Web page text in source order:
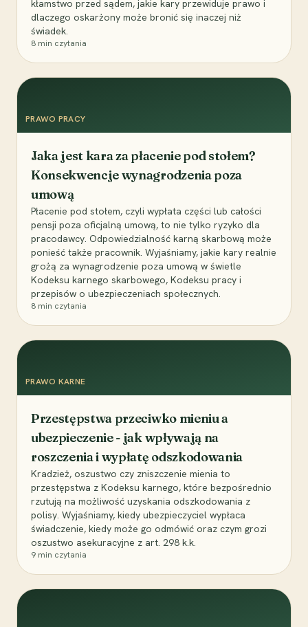
kłamstwo przed sądem, jakie kary przewiduje prawo i
dlaczego oskarżony może bronić się inaczej niż
świadek.
8 min czytania
PRAWO PRACY
Jaka jest kara za płacenie pod stołem?
Konsekwencje wynagrodzenia poza
umową
Płacenie pod stołem, czyli wypłata części lub całości
pensji poza oficjalną umową, to nie tylko ryzyko dla
pracodawcy. Odpowiedzialność karną skarbową może
ponieść także pracownik. Wyjaśniamy, jakie kary realnie
grożą za wynagrodzenie poza umową w świetle
Kodeksu karnego skarbowego, Kodeksu pracy i
przepisów o ubezpieczeniach społecznych.
8 min czytania
PRAWO KARNE
Przestępstwa przeciwko mieniu a
ubezpieczenie - jak wpływają na
roszczenia i wypłatę odszkodowania
Kradzież, oszustwo czy zniszczenie mienia to
przestępstwa z Kodeksu karnego, które bezpośrednio
rzutują na możliwość uzyskania odszkodowania z
polisy. Wyjaśniamy, kiedy ubezpieczyciel wypłaca
świadczenie, kiedy może go odmówić oraz czym grozi
oszustwo asekuracyjne z art. 298 k.k.
9 min czytania